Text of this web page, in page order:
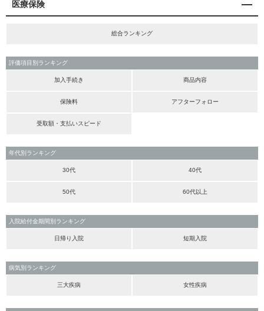
医療保険
総合ランキング
評価項目別ランキング
加入手続き 商品内容
保険料 アフターフォロー
受取額・支払いスピード
年代別ランキング
30代 40代
50代 60代以上
入院給付金期間別ランキング
日帰り入院 短期入院
病気別ランキング
三大疾病 女性疾病